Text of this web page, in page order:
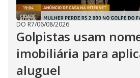
DO R7/06/08/2026
Golpistas usam
imobiliária para
aluguel